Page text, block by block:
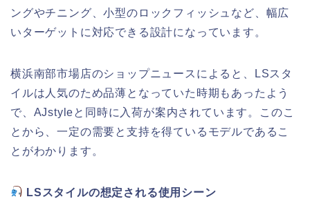
ングやチニング、小型のロックフィッシュなど、幅広
いターゲットに対応できる設計になっています。
横浜南部市場店のショップニュースによると、LSスタ
イルは人気のため品薄となっていた時期もあったよう
で、AJstyleと同時に入荷が案内されています。このこ
とから、一定の需要と支持を得ているモデルであるこ
とがわかります。
LSスタイルの想定される使用シーン